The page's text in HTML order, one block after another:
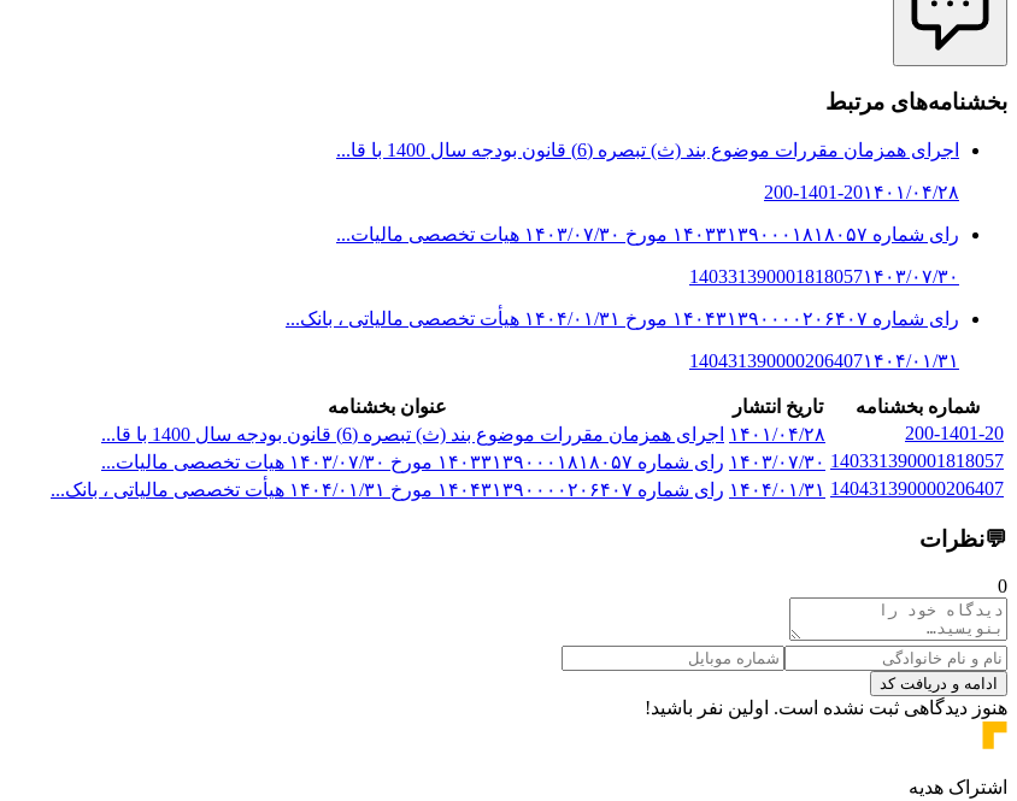
بخشنامه‌های مرتبط
اجرای همزمان مقررات موضوع بند (ث) تبصره (6) قانون بودجه سال 1400 با قا...
200-1401-20۱۴۰۱/۰۴/۲۸
رای شماره ۱۴‍۰۳۳۱۳۹‍۰‍۰‍۰۱۸۱۸‍۰۵۷ مورخ ۱۴‍۰۳/‍۰۷/۳‍۰ هیات تخصصی مالیات...
140331390001818057۱۴۰۳/۰۷/۳۰
رای شماره ۱۴۰۴۳۱۳۹۰۰۰۰۲۰۶۴۰۷ مورخ ۱۴۰۴/۰۱/۳۱ هیأت تخصصی مالیاتی ، بانک...
140431390000206407۱۴۰۴/۰۱/۳۱
شماره بخشنامه تاریخ انتشار
عنوان بخشنامه
200-1401-20
۱۴۰۱/۰۴/۲۸
اجرای همزمان مقررات موضوع بند (ث) تبصره (6) قانون بودجه سال 1400 با قا...
140331390001818057 ۱۴۰۳/۰۷/۳۰ رای شماره ۱۴‍۰۳۳۱۳۹‍۰‍۰‍۰۱۸۱۸‍۰۵۷ مورخ ۱۴‍۰۳/‍۰۷/۳‍۰ هیات تخصصی مالیات...
140431390000206407 ۱۴۰۴/۰۱/۳۱ رای شماره ۱۴۰۴۳۱۳۹۰۰۰۰۲۰۶۴۰۷ مورخ ۱۴۰۴/۰۱/۳۱ هیأت تخصصی مالیاتی ، بانک...
💬نظرات
0
ادامه و دریافت کد
هنوز دیدگاهی ثبت نشده است. اولین نفر باشید!
اشتراک هدیه